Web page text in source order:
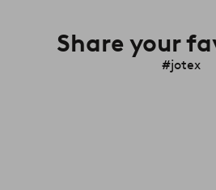
Share your
#jotex